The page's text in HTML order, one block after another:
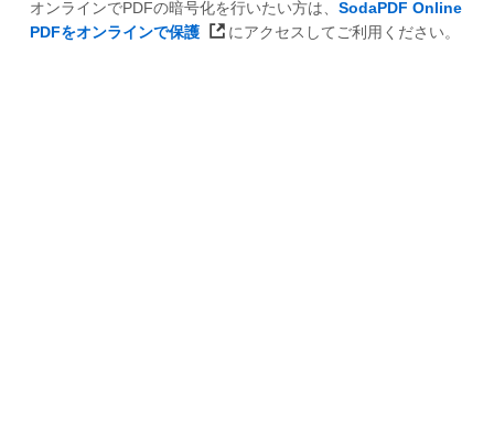
オンラインでPDFの暗号化を行いたい方は、 SodaPDF Online
PDFをオンラインで保護
にアクセスしてご利用ください。